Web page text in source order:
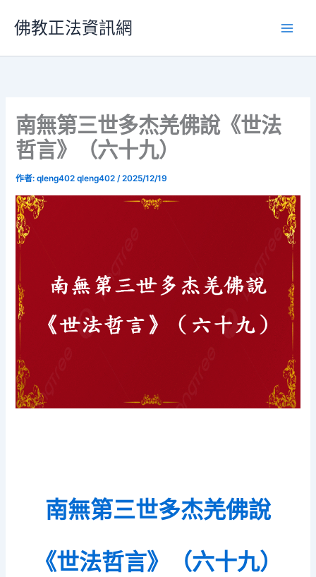
要
佛教正法資訊網
南無第三世多杰羌佛說《世法
哲言》（六十九）
作者:qleng402 qleng402/2025/12/19
南無第三世多杰羌佛說
《世法哲言》（六十九）